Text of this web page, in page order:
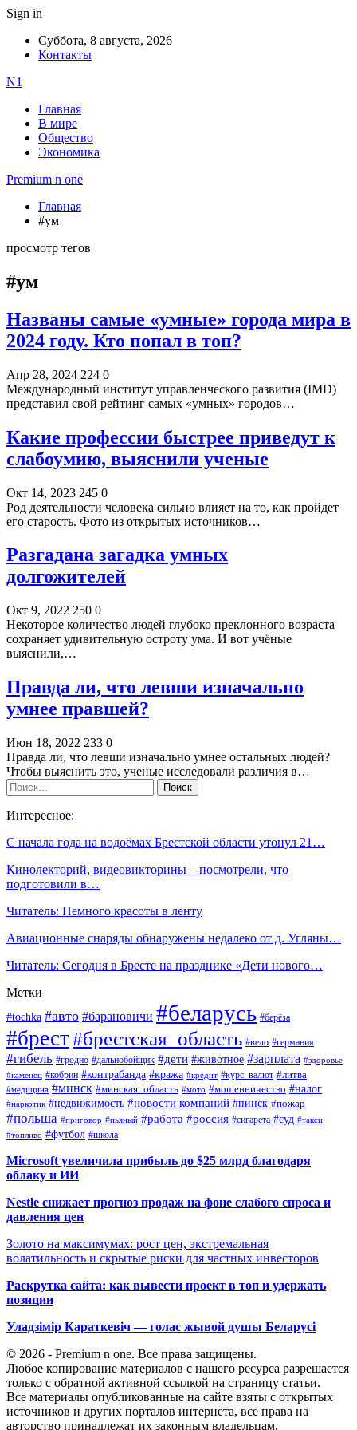
Sign in
Суббота, 8 августа, 2026
Контакты
N1
Главная
В мире
Общество
Экономика
Premium n one
Главная
#ум
просмотр тегов
#ум
Названы самые «умные» города мира в
2024 году. Кто попал в топ?
Апр 28, 2024 224 0
Международный институт управленческого развития (IMD)
представил свой рейтинг самых «умных» городов…
Какие профессии быстрее приведут к
слабоумию, выяснили ученые
Окт 14, 2023 245 0
Род деятельности человека сильно влияет на то, как пройдет
его старость. Фото из открытых источников…
Разгадана загадка умных
долгожителей
Окт 9, 2022 250 0
Некоторое количество людей глубоко преклонного возраста
сохраняет удивительную остроту ума. И вот учёные
выяснили,…
Правда ли, что левши изначально
умнее правшей?
Июн 18, 2022 233 0
Правда ли, что левши изначально умнее остальных людей?
Чтобы выяснить это, ученые исследовали различия в…
Интересное:
С начала года на водоёмах Брестской области утонул 21…
Кинолекторий, видеовикторины – посмотрели, что
подготовили в…
Читатель: Немного красоты в ленту
Авиационные снаряды обнаружены недалеко от д. Угляны…
Читатель: Сегодня в Бресте на празднике «Дети нового…
Метки
#tochka #авто #барановичи #беларусь #берёза
#брест#брестская_область #вело #германия
#гибель #гродно #дальнобойщик #дети #животное #зарплата #здоровье
#каменец #кобрин #контрабанда #кража #кредит #курс_валют #литва
#медицина #минск #минская_область #мото #мошенничество #налог
#наркотик #недвижимость #новости компаний #пинск #пожар
#польша #приговор #пьяный #работа #россия #сигарета #суд #такси
#топливо #футбол #школа
Microsoft увеличила прибыль до $25 млрд благодаря
облаку и ИИ
Nestle снижает прогноз продаж на фоне слабого спроса и
давления цен
Золото на максимумах: рост цен, экстремальная
волатильность и скрытые риски для частных инвесторов
Раскрутка сайта: как вывести проект в топ и удержать
позиции
Уладзімір Караткевіч — голас жывой душы Беларусі
© 2026 - Premium n one. Все права защищены.
Любое копирование материалов с нашего ресурса разрешается
только с обратной активной ссылкой на страницу статьи.
Все материалы опубликованные на сайте взяты с открытых
источников и других порталов интернета, все права на
авторство принадлежат их законным владельцам.